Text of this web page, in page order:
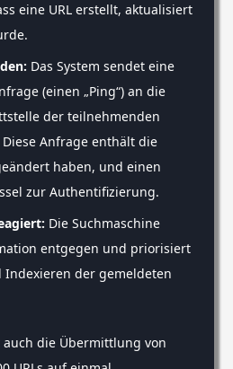
eine URL erstellt, aktualisiert
Das System sendet eine
(einen „Ping“) an die
der teilnehmenden
Anfrage enthält die
haben, und einen
zur Authentifizierung.
Die Suchmaschine
entgegen und priorisiert
Indexieren der gemeldeten
die Übermittlung von